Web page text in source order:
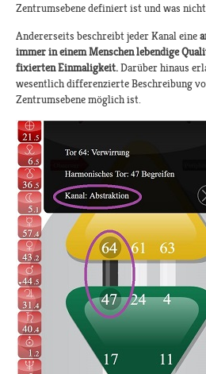
Zentrumsebene definiert ist und was
Andererseits beschreibt jeder Kanal eine
immer in einem Menschen lebendige
fixierten Einmaligkeit.Darüber hinaus
wesentlich differenzierte Beschreibung
Zentrumsebene möglich ist.